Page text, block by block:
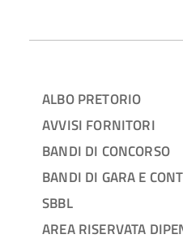
ALBO PRETORIO
AVVISI FORNITORI
BANDI DI CONCORSO
BANDI DI GARA E
SBBL
AREA RISERVATA